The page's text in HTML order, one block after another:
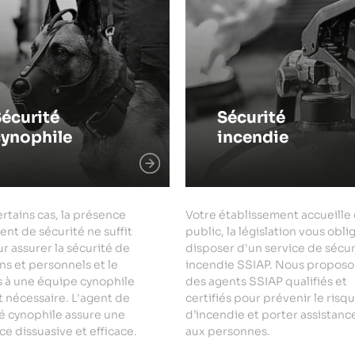
cas, la présence
de sécurité ne suffit
assurer la sécurité de
et personnels et le
à une équipe cynophile
nécessaire. L'agent de
cynophile assure une
dissuasive et efficace.
Sécurité
incendie
Votre établissement accueille
public, la législation vous
disposer d'un service de
incendie SSIAP. Nous
des agents SSIAP qualifiés et
certifiés pour prévenir le
d’incendie et porter
aux personnes.